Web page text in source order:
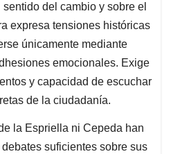
del cambio y sobre el
expresa tensiones históricas
únicamente mediante
emocionales. Exige
y capacidad de escuchar
de la ciudadanía.
la Espriella ni Cepeda han
suficientes sobre sus